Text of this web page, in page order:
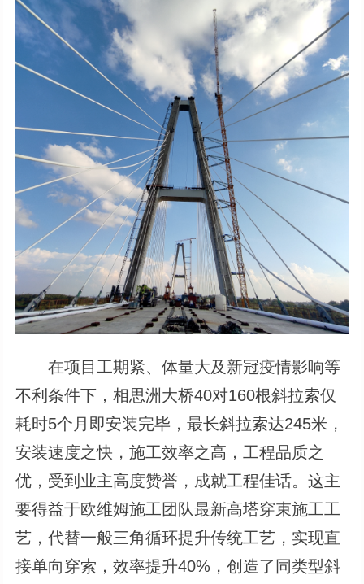
在项目工期紧、体量大及新冠疫情影响等
不利条件下，相思洲大桥40对160根斜拉索仅
耗时5个月即安装完毕，最长斜拉索达245米，
安装速度之快，施工效率之高，工程品质之
优，受到业主高度赞誉，成就工程佳话。这主
要得益于欧维姆施工团队最新高塔穿束施工工
艺，代替一般三角循环提升传统工艺，实现直
接单向穿索，效率提升40%，创造了同类型斜